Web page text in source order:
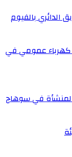
بالفيوم
عمومي في
المنشأة في سوهاج